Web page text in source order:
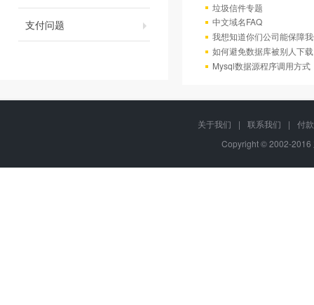
支付问题
垃圾信件专题
中文域名FAQ
我想知道你们公司能保障
如何避免数据库被别人下
Mysql数据源程序调用方
关于我们 | 联系我们 |
付
Copyright © 2002-